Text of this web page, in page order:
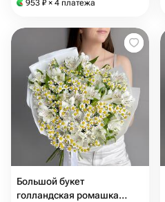
953 ₽ × 4 платежа
Большой букет
голландская ромашка